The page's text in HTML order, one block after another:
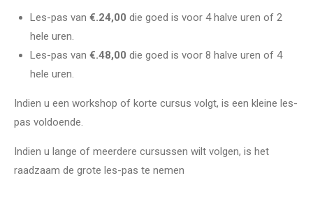
Les-pas van €.24,00 die goed is voor 4 halve uren of 2
hele uren.
Les-pas van €.48,00 die goed is voor 8 halve uren of 4
hele uren.
Indien u een workshop of korte cursus volgt, is een kleine les-
pas voldoende.
Indien u lange of meerdere cursussen wilt volgen, is het
raadzaam de grote les-pas te nemen